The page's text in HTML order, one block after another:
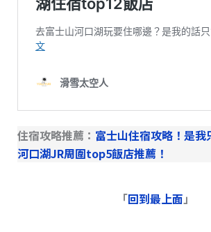
住宿攻略推薦： 富士山住宿攻略！是我
河口湖JR周圍top5飯店推薦！
「回到最上面」